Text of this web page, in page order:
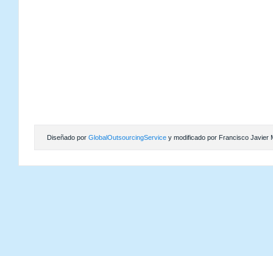
Diseñado por GlobalOutsourcingService y modificado por Francisco Javier